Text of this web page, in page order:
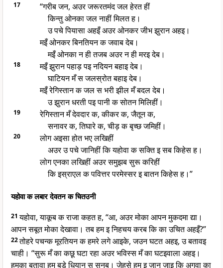
17
“गरीब जन, अउर जरूरतमंद जल हेरत हीं
किन्तु ओनका जल नाहीं मिलत ह।
उ पचे पियासा अहइँ अउर ओनकर जीभ झुरान अहइ।
मइँ ओनकर बिनतियन क जवाब देब।
मइँ ओनका न ही तजब अउर न ही मरइ देब।
18
मइँ झुरान पहाड़ पइ नदियन बहाइ देब।
घाटियन मँ स जलस्रोत बहाइ देब।
मइँ रेगिस्तान क जल स भरी झील मँ बदल देब।
उ झुरान धरती पइ पानी क सोतन मिलिहीं।
19
रेगिस्तान मँ देवदार क, कीकर क, जैतून क,
सनावर क, तिघारे क, चीड़ क बृच्छ जमिहीं।
20
लोग अइसा होत भए लखिहीं
अउर उ पचे जानिहीं कि यहोवा क सक्ति इ सब किहेस ह।
लोग एनका लखिहीं अउर समुझब सुरू करिहीं
कि इस्राएल क पवित्तर परमेस्सर इ बातन किहेस ह।”
यहोवा क लबार देवतन क चितउनी
21यहोवा, याकूब क राजा कहत ह, “आ, अउर मोका आपन मुकदमा द्या।
आपन सबूत मोका देखावा। तब हम इ निहचय करब कि का उचित अहइँ?”
22तोहरे पचन्क मूरतियन क हमरे लगे आइके, जउन घटत अहइ, उ बतावइ
चाही। “सुरू मँ का कछू घटा रहा अउर भविस्स मँ का घटइवाला अहइ।
हमका बतावा हम बड़े धियान स सुनब। जेहसे हम इ जान जाइ कि अगवा का